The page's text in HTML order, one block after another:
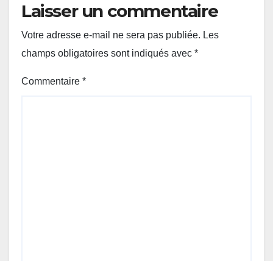
Laisser un commentaire
Votre adresse e-mail ne sera pas publiée. Les
champs obligatoires sont indiqués avec *
Commentaire *